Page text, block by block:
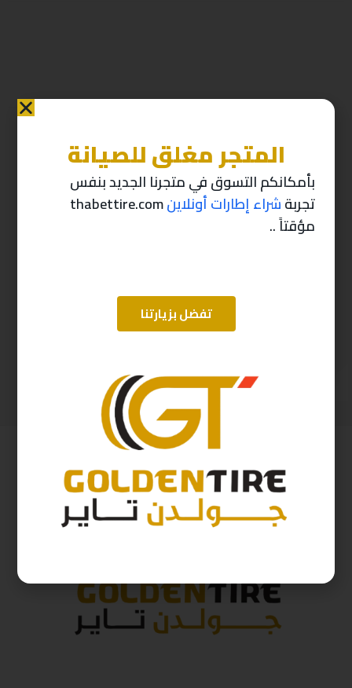
منتجات ذات صله
( شامل الضريبة )
-10%
402ر.س 362
المتجر مغلق للصيانة
بأمكانكم التسوق في متجرنا الجديد بنفس
تجربةشراء إطارات أونلاينthabettire.com
مؤقتاً ..
تفضل بزيارتنا